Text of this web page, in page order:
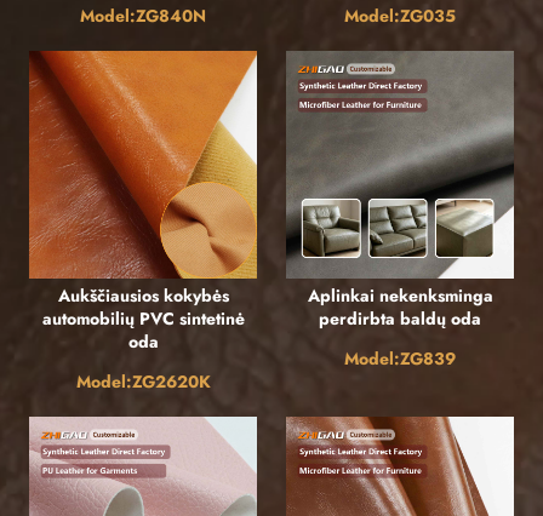
Model:ZG840N
Model:ZG035
Aukščiausios kokybės
automobilių PVC sintetinė
oda
Model:ZG2620K
Aplinkai nekenksminga
perdirbta baldų oda
Model:ZG839